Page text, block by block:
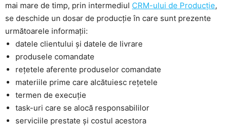
mai mare de timp, prin intermediul CRM-ului de Producție,
se deschide un dosar de producție în care sunt prezente
următoarele informații:
datele clientului și datele de livrare
produsele comandate
rețetele aferente produselor comandate
materiile prime care alcătuiesc rețetele
termen de execuție
task-uri care se alocă responsabililor
serviciile prestate și costul acestora